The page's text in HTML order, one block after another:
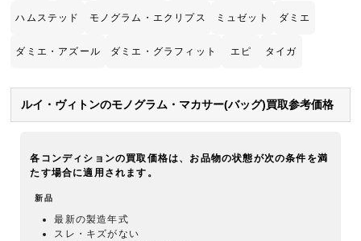
ハムステッド モノグラム・エクリプス ミュゼット ダミエ
ダミエ・アズール ダミエ・グラフィット エピ タイガ
ルイ・ヴィトンのモノグラム・マカサー(バッグ)買取参考価格
各コンディションの買取価格は、お品物の状態が次の条件を満
たす場合に適用されます。
新品
最新の製造年式
スレ・キズがない